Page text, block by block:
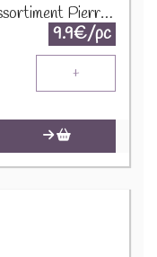
Aventurine Verte - Pendentif Assortiment Pierres Précieuses GemPD-18
9.9€/pc
+